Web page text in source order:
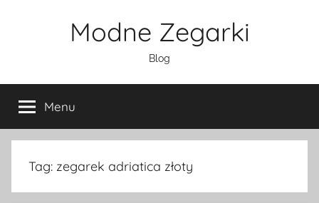
Modne Zegarki
Blog
Menu
Tag: zegarek adriatica złoty